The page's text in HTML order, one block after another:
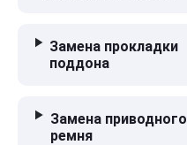
Замена прокладки
поддона
Замена приводного
ремня